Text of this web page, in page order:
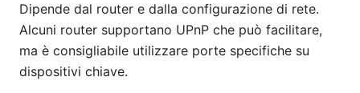
Dipende dal router e dalla configurazione di rete.
Alcuni router supportano UPnP che può facilitare,
ma è consigliabile utilizzare porte specifiche su
dispositivi chiave.